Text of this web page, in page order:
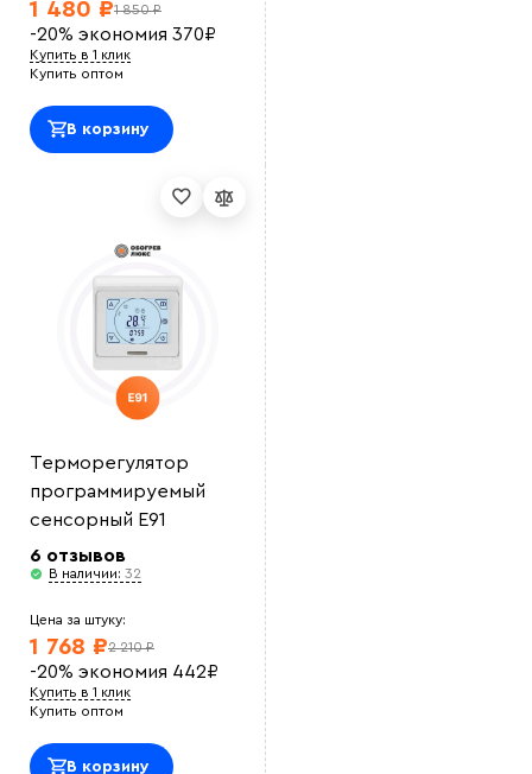
1 850 ₽
1 480 ₽
-20% экономия 370₽
Купить в 1 клик
Купить оптом
В корзину
Терморегулятор
программируемый
сенсорный E91
6 отзывов
В наличии: 32
Цена за штуку:
2 210 ₽
1 768 ₽
-20% экономия 442₽
Купить в 1 клик
Купить оптом
В корзину